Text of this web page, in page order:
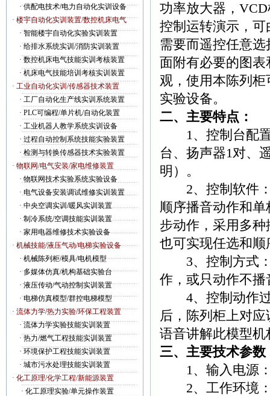
·供配电技术/电力自动化实训设备
· 楼宇自动化实训装置/数控机床电气
·智能楼宇自动化实验实训装置
· 给排水系统实训/消防实训装置
· 数控机床电气技能实训考核装置
· 机床电气技能培训考核实训装置
· 工业自动化实训/传感器技术装置
· 工厂自动化生产线实训系统装置
· PLC可编程/单片机/自动化装置
· 工业机器人教学系统实训设备
· 过程自动控制系统技能实验装置
· 检测与转换传感器技术实验装置
· 物联网/电气安装/家电维修装置
· 物联网技术实验系统实验设备
·电气设备安装调试维修实训装置
·中央空调实训/暖风实训装置
·制冷系统/空调技能实训装置
·家用电器维修技术实验设备
· 机械技能/液压气动/电梯实验设备
·机械陈列柜/模具/电机模型
·多媒体仿真/机构基础实验台
·液压传动/气动控制实训装置
·电梯仿真模型/群控电梯模型
· 流体力学/热力实验/环保工程装置
· 流体力学实验技能实训装置
· 热力/燃气工程技能实训装置
· 环境保护工程技能实训装置
· 城市污水处理技能实训装置
· 化工原理/化学工程/新能源装置
· 化工原理实验/单元操作装置
功率放大器，
控制运转演示，
需要而遥控任意
面附有必要的图
观，使用本陈列
实验设备。
二、主要特点：
1、控制台配置
台、扬声器1对、
明）。
2、控制软件：
顺序播音动作和
步动作，采用多
也可实现任选和顺
3、控制方式：
作，或只动作不播
4、控制动作过
后，陈列柜上对
语音讲解此模型
三、主要技术参数
1、输入电源：
2、工作环境